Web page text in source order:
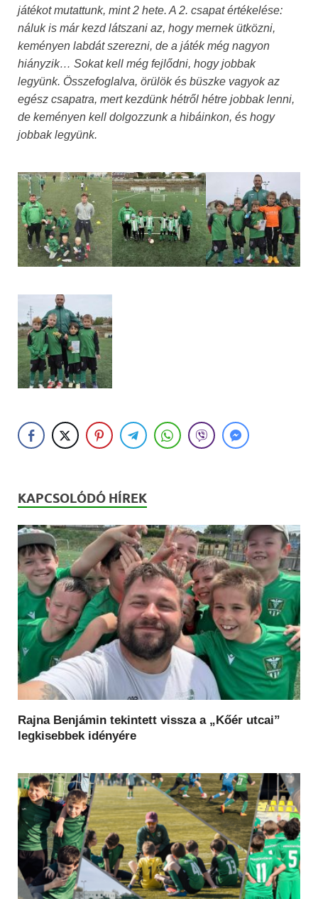
játékot mutattunk, mint 2 hete. A 2. csapat értékelése:
náluk is már kezd látszani az, hogy mernek ütközni,
keményen labdát szerezni, de a játék még nagyon
hiányzik… Sokat kell még fejlődni, hogy jobbak
legyünk. Összefoglalva, örülök és büszke vagyok az
egész csapatra, mert kezdünk hétről hétre jobbak lenni,
de keményen kell dolgozzunk a hibáinkon, és hogy
jobbak legyünk.
KAPCSOLÓDÓ HÍREK
Rajna Benjámin tekintett vissza a „Kőér utcai”
legkisebbek idényére